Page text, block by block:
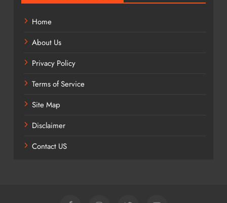
Home
About Us
Privacy Policy
Terms of Service
Site Map
Disclaimer
Contact US